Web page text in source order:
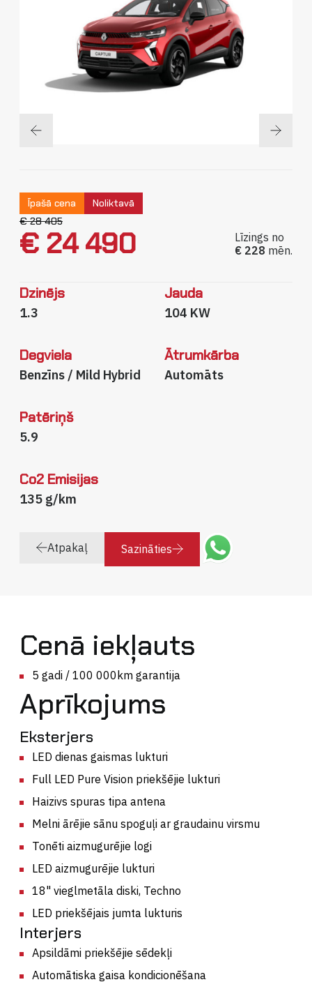
Sīkdatņu politikaPrivātuma politika
Īpašā cena
Noliktavā
€ 28 405
€ 24 490
Līzings no
€ 228 mēn.
Dzinējs
1.3
Jauda
104 KW
Degviela
Benzīns / Mild Hybrid
Ātrumkārba
Automāts
Patēriņš
5.9
Co2 Emisijas
135 g/km
Atpakaļ Sazināties
Cenā iekļauts
5 gadi / 100 000km garantija
Aprīkojums
Eksterjers
LED dienas gaismas lukturi
Full LED Pure Vision priekšējie lukturi
Haizivs spuras tipa antena
Melni ārējie sānu spoguļi ar graudainu virsmu
Tonēti aizmugurējie logi
LED aizmugurējie lukturi
18" vieglmetāla diski, Techno
LED priekšējais jumta lukturis
Interjers
Apsildāmi priekšējie sēdekļi
Automātiska gaisa kondicionēšana